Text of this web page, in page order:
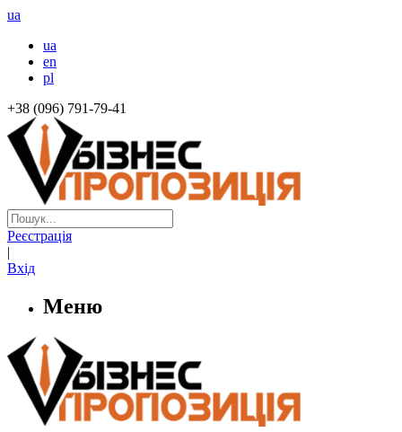
ua
ua
en
pl
+38 (096) 791-79-41
Реєстрація
|
Вхід
Меню